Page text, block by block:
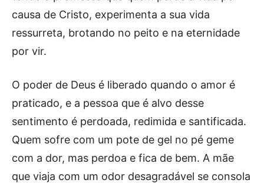
causa de Cristo, experimenta a sua vida
ressurreta, brotando no peito e na eternidade
por vir.
O poder de Deus é liberado quando o amor é
praticado, e a pessoa que é alvo desse
sentimento é perdoada, redimida e santificada.
Quem sofre com um pote de gel no pé geme
com a dor, mas perdoa e fica de bem. A mãe
que viaja com um odor desagradável se consola